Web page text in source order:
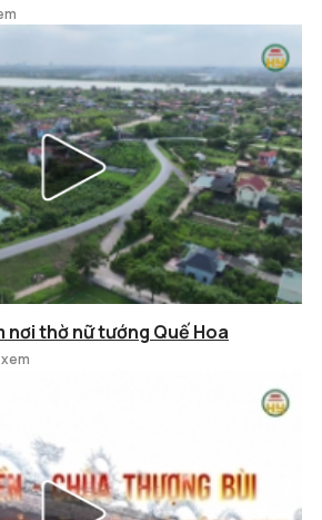
nơi thờ nữ tướng Quế Hoa